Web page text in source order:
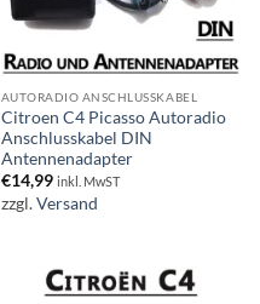
AUTORADIO ANSCHLUSSKABEL
Citroen C4 Picasso Autoradio
Anschlusskabel DIN
Antennenadapter
€14,99 inkl. MwST
zzgl.Versand